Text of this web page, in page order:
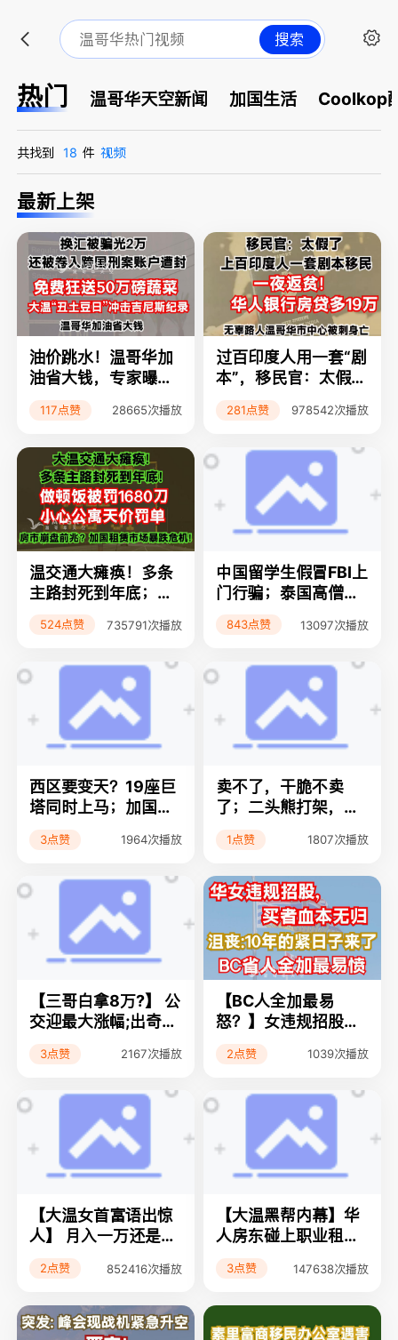
搜索
热门 温哥华天空新闻 加国生活 Coolkop
共找到 18 件 视频
最新上架
油价跳水！温哥华加
油省大钱，专家曝还
会更低；免费狂送50
万磅蔬菜！大温“丑陋
录；惨！留学生换汇
被骗光2万美元，还
被卷入跨国刑案账户
遭封！
117点赞 28665次播放
过百印度人用一套“剧
本”，移民官：太假
了；一夜返贫！华人
找银行做房贷欠款多
辜男孩温哥华市中心
被刺身亡；
281点赞 978542次播放
温交通大瘫痪！多条
主路封死到年底；做
顿饭被罚1680刀，公
寓惊现天价罚单；房
赁市场恐迎暴跌危
524点赞 735791次播放
中国留学生假冒FBI上
门行骗；泰国高僧丑
闻曝光；美国夫妻住
进殡仪馆
843点赞 13097次播放
西区要变天？19座巨
塔同时上马；加国薪
酬悬殊惊人；华人注
意！从加汇钱回国被
3点赞 1964次播放
卖不了，干脆不卖
了；二头熊打架，围
观不劝架；女经纪放
水捞十万；全加这餐
1点赞 1807次播放
【三哥白拿8万?】 公
交迎最大涨幅;出奇
招，印男白拿政府八
万;入籍即扎根！93%
3点赞 2167次播放
【BC人全加最易
怒？】女违规招股，
买者血本无归；BC省
人全加最易愤；沮
了
2点赞 1039次播放
【大温女首富语出惊
人】 月入一万还是穷
人 ；温华女首富语出
惊人；Ikea清仓半价
2点赞 852416次播放
【大温黑帮内幕】华
人房东碰上职业租
霸；大温黑帮勒索内
幕；人口零增长，加
3点赞 147638次播放